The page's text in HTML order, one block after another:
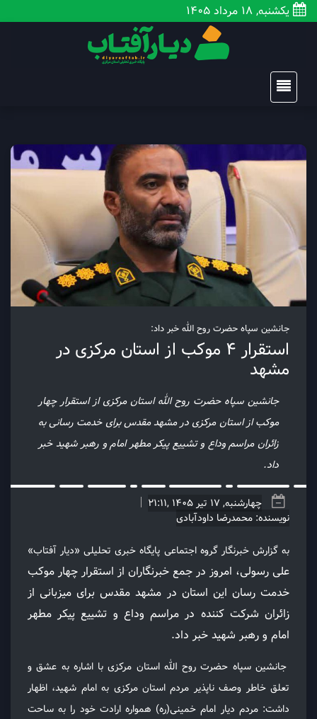
یکشنبه, 18 مرداد 1405
جانشین سپاه حضرت روح الله خبر داد:
استقرار ۴ موکب از استان مرکزی در
مشهد
جانشین سپاه حضرت روح الله استان مرکزی از استقرار چهار
موکب از استان مرکزی در مشهد مقدس برای خدمت رسانی به
زائران مراسم وداع و تشییع پیکر مطهر امام و رهبر شهید خبر
داد.
چهارشنبه, 17 تیر 1405 ,21:11
نویسنده: محمدرضا داودآبادی
به گزارش خبرنگار گروه اجتماعی پايگاه خبری تحلیلی «دیار آفتاب»
علی رسولی، امروز در جمع خبرنگاران از استقرار چهار موکب
خدمت رسان این استان در مشهد مقدس برای میزبانی از
زائران شرکت کننده در مراسم وداع و تشییع پیکر مطهر
امام و رهبر شهید خبر داد.
جانشین سپاه حضرت روح الله استان مرکزی با اشاره به عشق و
تعلق خاطر وصف ناپذیر مردم استان مرکزی به امام شهید، اظهار
داشت: مردم دیار امام خمینی(ره) همواره ارادت خود را به ساحت